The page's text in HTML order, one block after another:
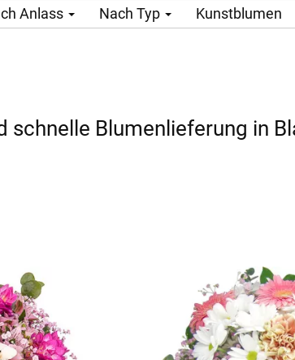
Anlass Nach Typ Kunstblumen
schnelle Blumenlieferung in